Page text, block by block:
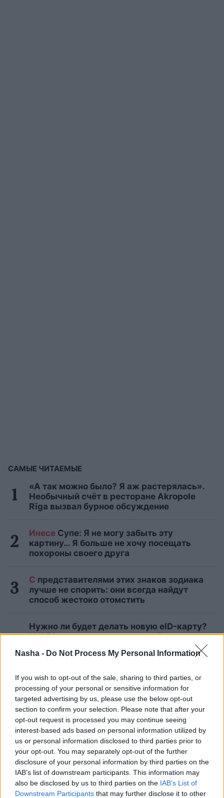
Nasha - Do Not Process My Personal Information
If you wish to opt-out of the sale, sharing to third parties, or
processing of your personal or sensitive information for
targeted advertising by us, please use the below opt-out
section to confirm your selection. Please note that after your
opt-out request is processed you may continue seeing
interest-based ads based on personal information utilized by
us or personal information disclosed to third parties prior to
your opt-out. You may separately opt-out of the further
disclosure of your personal information by third parties on the
IAB’s list of downstream participants. This information may
also be disclosed by us to third parties on the IAB’s List of
Downstream Participants that may further disclose it to other
САМЫЕ ЧИТАЕМЫЕ
«А так можно было? Я аж растерялась».
Необычный счёт в ресторане Akropole
Rīga вызвал бурное обсуждение
Инесе Супе: Я не могу забыть эту
картину… Я больше не хочу посещать
похороны своего друга
С представителями этих знаков зодиака
лучше не спорить: они всегда найдут
способ жестоко отомстить
Нужно ли будет делать новую eID-карту?
LVRTC отвечает на вопросы об
изменениях, ожидающих часть общества
в конце года
«Впервыевижу такое». Покупатели в
восторге от замеченного в магазине
нововведения
Читать другие новости